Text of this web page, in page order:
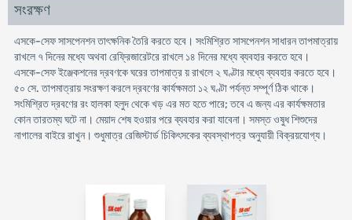
সংরক্ষণ
এসকে-সেফ সাসপেনশন তাৎক্ষনিক তৈরি করতে হবে। সংমিশ্রিত সাসপেনশন সাধারন তাপমাত্রায়
রাখলে ৭ দিনের মধ্যে অথবা রেফ্রিজারেটরে রাখলে ১৪ দিনের মধ্যে ব্যবহার করতে হবে।
এসকে-সেফ ইঞ্জেকশনের দ্রবণকে ঘরের তাপমাত্র য় রাখলে ২ ঘণ্টার মধ্যে ব্যবহার করতে হবে।
৫০ সে. তাপমাত্রায় সংরক্ষণ করলে দ্রবণের কার্যক্ষমতা ১২ ঘণ্টা পর্যন্ত সম্পূর্ণ ঠিক থাকে।
সংমিশ্রিত দ্রবণের রং হালকা হলুদ থেকে খড় এর মত হতে পারে; তবে এ জন্য এর কার্যক্ষমতার
কোন তারতম্য ঘটে না। মেয়াদ শেষ হওয়ার পরে ব্যবহার করা যাবেনা। সমস্ত ওষুধ শিশুদের
নাগালের বাইরে রাখুন। শুধুমাত্র রেজিস্টার্ড চিকিৎসকের ব্যবস্থাপত্র অনুযায়ী বিক্রয়যােগ্য।